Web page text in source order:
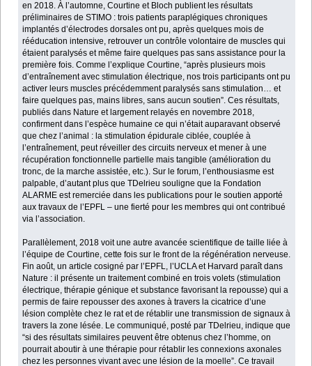
en 2018. À l’automne, Courtine et Bloch publient les résultats
préliminaires de STIMO : trois patients paraplégiques chroniques
implantés d’électrodes dorsales ont pu, après quelques mois de
rééducation intensive, retrouver un contrôle volontaire de muscles qui
étaient paralysés et même faire quelques pas sans assistance pour la
première fois. Comme l’explique Courtine, “après plusieurs mois
d’entraînement avec stimulation électrique, nos trois participants ont pu
activer leurs muscles précédemment paralysés sans stimulation… et
faire quelques pas, mains libres, sans aucun soutien”. Ces résultats,
publiés dans Nature et largement relayés en novembre 2018,
confirment dans l’espèce humaine ce qui n’était auparavant observé
que chez l’animal : la stimulation épidurale ciblée, couplée à
l’entraînement, peut réveiller des circuits nerveux et mener à une
récupération fonctionnelle partielle mais tangible (amélioration du
tronc, de la marche assistée, etc.). Sur le forum, l’enthousiasme est
palpable, d’autant plus que TDelrieu souligne que la Fondation
ALARME est remerciée dans les publications pour le soutien apporté
aux travaux de l’EPFL – une fierté pour les membres qui ont contribué
via l’association.
Parallèlement, 2018 voit une autre avancée scientifique de taille liée à
l’équipe de Courtine, cette fois sur le front de la régénération nerveuse.
Fin août, un article cosigné par l’EPFL, l’UCLA et Harvard paraît dans
Nature : il présente un traitement combiné en trois volets (stimulation
électrique, thérapie génique et substance favorisant la repousse) qui a
permis de faire repousser des axones à travers la cicatrice d’une
lésion complète chez le rat et de rétablir une transmission de signaux à
travers la zone lésée. Le communiqué, posté par TDelrieu, indique que
“si des résultats similaires peuvent être obtenus chez l’homme, on
pourrait aboutir à une thérapie pour rétablir les connexions axonales
chez les personnes vivant avec une lésion de la moelle”. Ce travail